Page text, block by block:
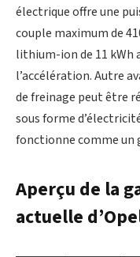
électrique offre une
couple maximum de
lithium-ion de 11 kWh
l’accélération. Autre
de freinage peut être
sous forme
fonctionne comme un
Aperçu de la
actuelle